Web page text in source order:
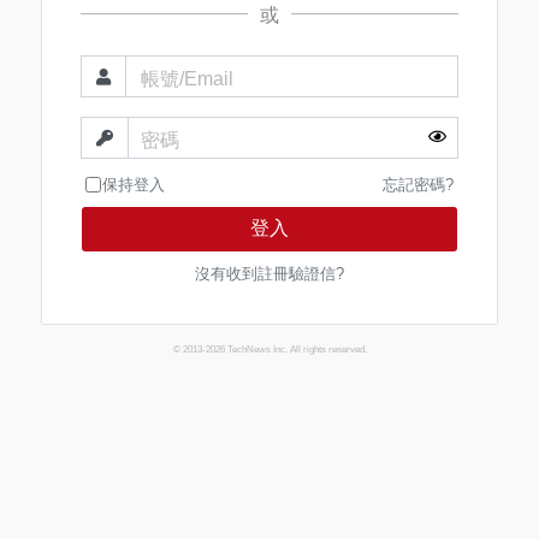
或
帳號/Email
密碼
保持登入 忘記密碼?
登入
沒有收到註冊驗證信?
© 2013-2026 TechNews Inc. All rights reserved.